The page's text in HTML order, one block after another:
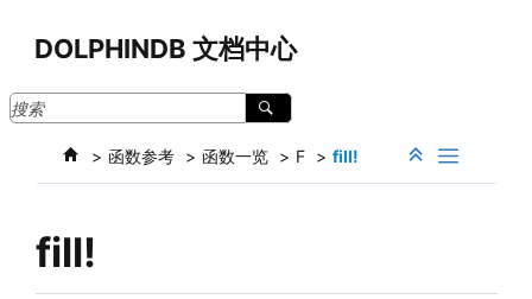
DOLPHINDB 文档中心
函数参考 函数一览 F fill!
fill!